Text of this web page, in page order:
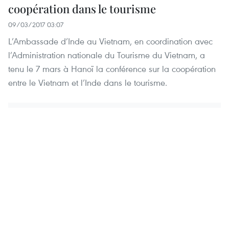
coopération dans le tourisme
09/03/2017 03:07
L’Ambassade d’Inde au Vietnam, en coordination avec
l’Administration nationale du Tourisme du Vietnam, a
tenu le 7 mars à Hanoï la conférence sur la coopération
entre le Vietnam et l’Inde dans le tourisme.